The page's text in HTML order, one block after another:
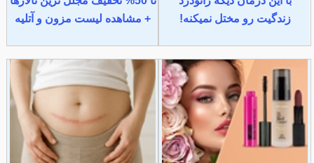
زندگیت رو مختل نمیکنه!
+ مشاهده لیست مزون و آتلیه